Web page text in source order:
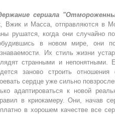
сериала
Вжик и Масса, отправляются в
рушатся, когда они случайно
в новом мире, они
Их стиль жизни
странными и
заново строить
сердце уже сильно
адаптироваться к новой
в криокамеру. Они, начав
в хорошем качестве все